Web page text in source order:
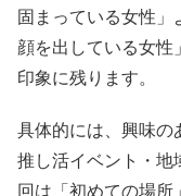
固まっている女性」
顔を出している女性
印象に残ります。
具体的には、興味の
推し活イベント・地
回は「初めての場所